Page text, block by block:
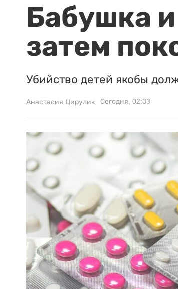
Бабушка
затем
Убийство детей якобы
Анастасия Цирулик Сегодня, 02:33